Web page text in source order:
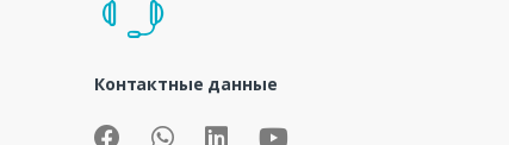
Контактные данные